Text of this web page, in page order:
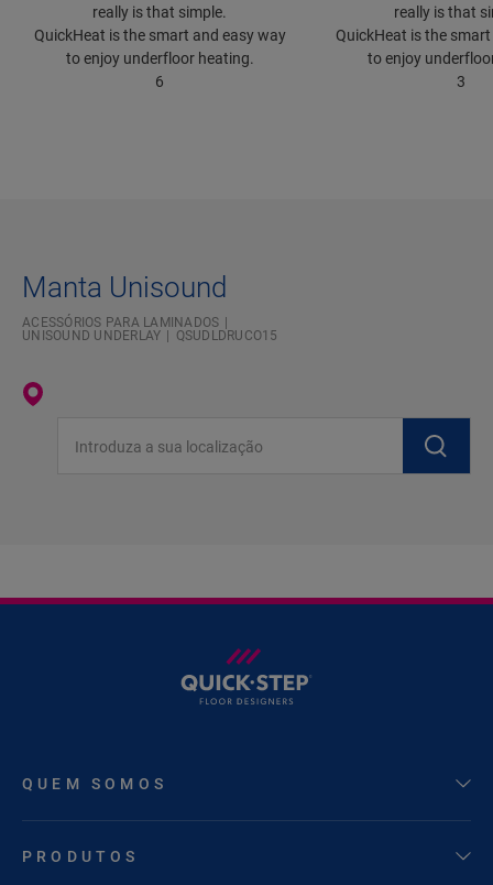
really is that simple.
QuickHeat is the smart and easy way
to enjoy underfloor heating.
6
really is that
QuickHeat is the
to enjoy
3
Manta Unisound
ACESSÓRIOS PARA LAMINADOS
UNISOUND UNDERLAY
QSUDLDRUCO15
QUEM SOMOS
PRODUTOS